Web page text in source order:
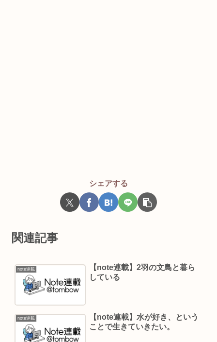
シェアする
関連記事
note連載
【note連載】2羽の文鳥と暮ら
している
note連載
【note連載】水が好き、という
ことで生きていきたい。